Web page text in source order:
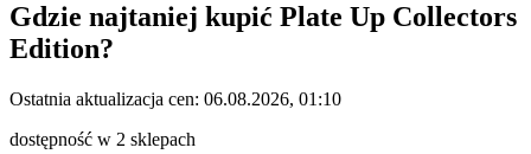
Gdzie najtaniej kupić Plate Up Collectors
Edition?
Ostatnia aktualizacja cen: 06.08.2026, 01:10
dostępność w 2 sklepach